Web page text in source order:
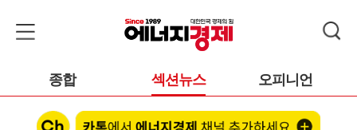
종합 섹션뉴스 오피니언